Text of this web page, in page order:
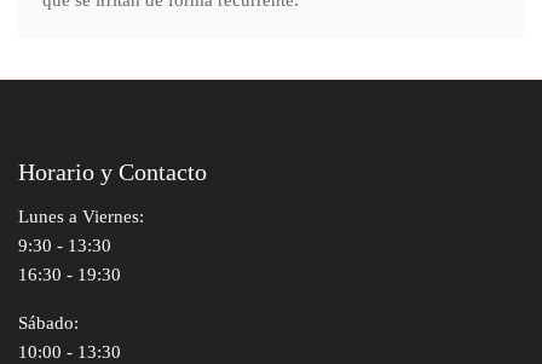
Horario y Contacto
Lunes a Viernes:
9:30 - 13:30
16:30 - 19:30
Sábado:
10:00 - 13:30